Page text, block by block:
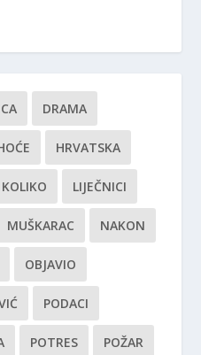
DRAMA
HRVATSKA
KOLIKO LIJEČNICI
MUŠKARAC NAKON
OBJAVIO
PODACI
POTRES POŽAR